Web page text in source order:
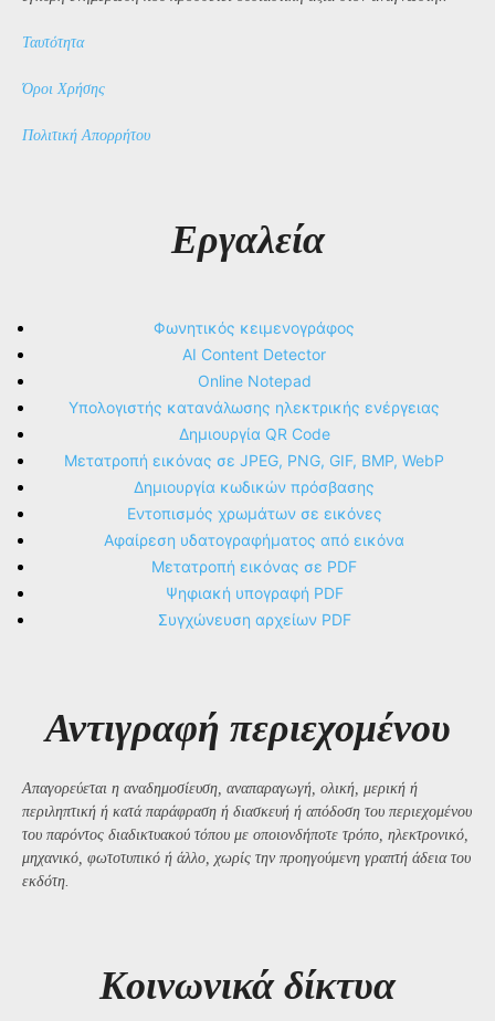
Ταυτότητα
Όροι Χρήσης
Πολιτική Απορρήτου
Εργαλεία
Φωνητικός κειμενογράφος
AI Content Detector
Online Notepad
Υπολογιστής κατανάλωσης ηλεκτρικής ενέργειας
Δημιουργία QR Code
Μετατροπή εικόνας σε JPEG, PNG, GIF, BMP, WebP
Δημιουργία κωδικών πρόσβασης
Εντοπισμός χρωμάτων σε εικόνες
Αφαίρεση υδατογραφήματος από εικόνα
Μετατροπή εικόνας σε PDF
Ψηφιακή υπογραφή PDF
Συγχώνευση αρχείων PDF
Αντιγραφή περιεχομένου
Απαγορεύεται η αναδημοσίευση, αναπαραγωγή, ολική, μερική ή
περιληπτική ή κατά παράφραση ή διασκευή ή απόδοση του περιεχομένου
του παρόντος διαδικτυακού τόπου με οποιονδήποτε τρόπο, ηλεκτρονικό,
μηχανικό, φωτοτυπικό ή άλλο, χωρίς την προηγούμενη γραπτή άδεια του
εκδότη.
Kοινωνικά δίκτυα